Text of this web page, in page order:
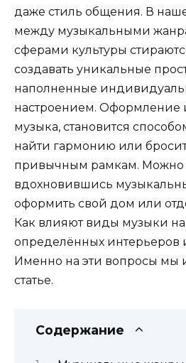
даже стиль общения. В
между музыкальными
сферами культуры
создавать уникальные
наполненные
настроением. Оформление
музыка, становится
найти гармонию или
привычным рамкам. Можно
вдохновившись
оформить свой дом или
Как влияют виды музыки
определённых интерьеров
Именно на эти вопросы мы
статье.
Содержание